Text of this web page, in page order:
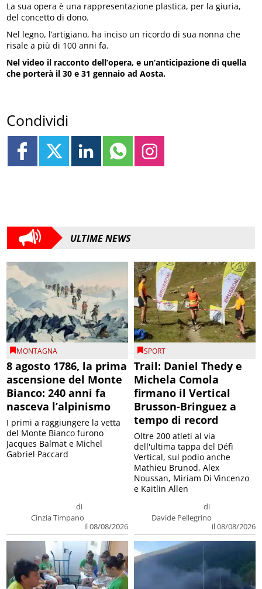
La sua opera è una rappresentazione plastica, per la giuria,
del concetto di dono.
Nel legno, l’artigiano, ha inciso un ricordo di sua nonna che
risale a più di 100 anni fa.
Nel video il racconto dell’opera, e un’anticipazione di quella
che porterà il 30 e 31 gennaio ad Aosta.
Condividi
ULTIME NEWS
MONTAGNA
8 agosto 1786, la prima
ascensione del Monte
Bianco: 240 anni fa
nasceva l’alpinismo
di
Cinzia Timpano
il 08/08/2026
I primi a raggiungere la vetta
del Monte Bianco furono
Jacques Balmat e Michel
Gabriel Paccard
SPORT
Trail: Daniel Thedy e
Michela Comola
firmano il Vertical
Brusson-Bringuez a
tempo di record
di
Davide Pellegrino
il 08/08/2026
Oltre 200 atleti al via
dell'ultima tappa del Défì
Vertical, sul podio anche
Mathieu Brunod, Alex
Noussan, Miriam Di Vincenzo
e Kaitlin Allen